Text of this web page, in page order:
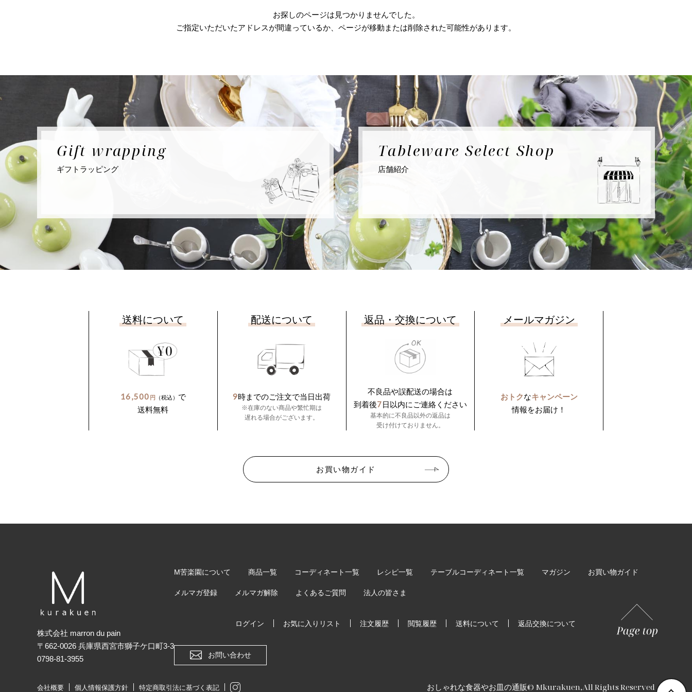
お探しのページは見つかりませんでした。
ご指定いただいたアドレスが間違っているか、ページが移動または削除された可能性があります。
Gift wrapping
ギフト ラッピング
TablewareSelect Shop
店舗紹介
送料について
16,500 円 （税込） で
送料無料
配送について
9時までのご注文で当日出荷
※在庫のない商品や繁忙期は
遅れる場合がございます。
返品・交換について
不良品や誤配送の場合は
到着後7日以内にご連絡ください
基本的に不良品以外の返品は
受け付けておりません。
メールマガジン
おトクなキャンペーン
情報をお届け！
お買い物ガイド
株式会社 marron du pain
〒662-0026 兵庫県西宮市獅子ケ口町3-3
0798-81-3955
M苦楽園について 商品一覧 コーディネート一覧 レシピ一覧 テーブルコーディネート一覧 マガジン お買い物ガイド
メルマガ登録 メルマガ解除 よくあるご質問 法人の皆さま
ログイン お気に入りリスト 注文履歴 閲覧履歴 送料について 返品交換について
お問い合わせ
会社概要 個人情報保護方針 特定商取引法に基づく表記 おしゃれな食器やお皿の通販© Mkurakuen,All Rights Reserved